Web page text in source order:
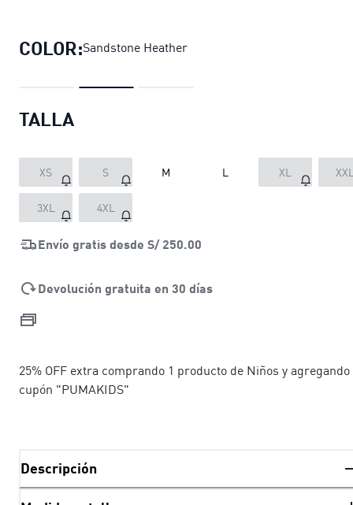
COLOR:Sandstone Heather
TALLA
XS S M L XL
3XL 4XL
Envío gratis desde S/ 250.00
Devolución gratuita en 30 días
25% OFF extra comprando 1 producto de Niños y
cupón "PUMAKIDS"
Descripción